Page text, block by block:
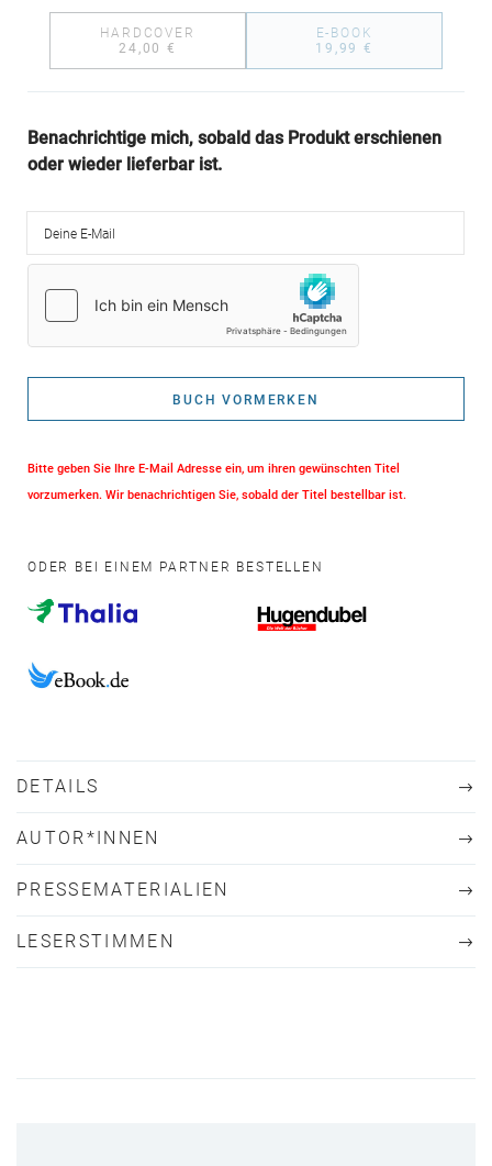
HARDCOVER
24,00 €
E-BOOK
19,99 €
Benachrichtige mich, sobald das Produkt erschienen
oder wieder lieferbar ist.
BUCH VORMERKEN
Bitte geben Sie Ihre E-Mail Adresse ein, um ihren gewünschten Titel
vorzumerken. Wir benachrichtigen Sie, sobald der Titel bestellbar ist.
ODER BEI EINEM PARTNER BESTELLEN
DETAILS
AUTOR*INNEN
PRESSEMATERIALIEN
LESERSTIMMEN